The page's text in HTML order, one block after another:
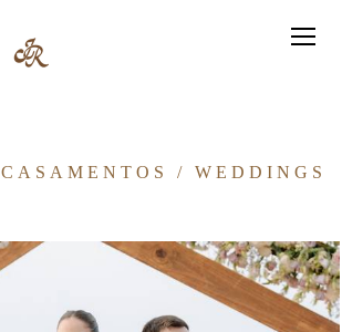
CASAMENTOS / WEDDINGS